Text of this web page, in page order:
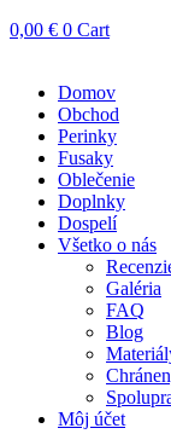
0,00 € 0 Cart
Domov
Obchod
Perinky
Fusaky
Oblečenie
Doplnky
Dospelí
Všetko o nás
Galéria
FAQ
Blog
Môj účet